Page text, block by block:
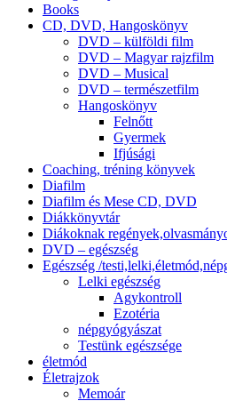
Books
CD, DVD, Hangoskönyv
DVD – külföldi film
DVD – Magyar rajzfilm
DVD – Musical
DVD – természetfilm
Hangoskönyv
Felnőtt
Gyermek
Ifjúsági
Coaching, tréning könyvek
Diafilm
Diafilm és Mese CD, DVD
Diákkönyvtár
Diákoknak
DVD – egészség
Egészség /
Lelki egészség
Agykontroll
Ezotéria
népgyógyászat
Testünk egészsége
életmód
Életrajzok
Memoár